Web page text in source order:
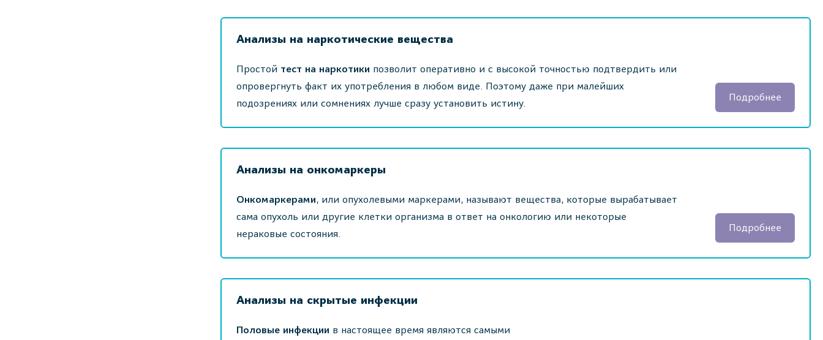
Анализы на наркотические вещества
Простой тест на наркотики позволит оперативно и с высокой точностью подтвердить или
опровергнуть факт их употребления в любом виде. Поэтому даже при малейших
подозрениях или сомнениях лучше сразу установить истину.
Подробнее
Анализы на онкомаркеры
Онкомаркерами, или опухолевыми маркерами, называют вещества, которые вырабатывает
сама опухоль или другие клетки организма в ответ на онкологию или некоторые
нераковые состояния.
Подробнее
Анализы на скрытые инфекции
Половые инфекции в настоящее время являются самыми